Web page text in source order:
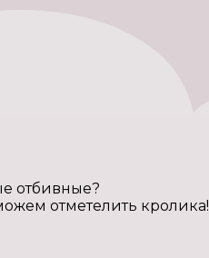
отбивные?
отметелить кролика!